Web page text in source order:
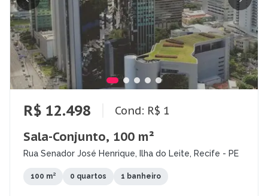
R$ 12.498 Cond: R$ 1
Sala-Conjunto, 100 m²
Rua Senador José Henrique, Ilha do Leite, Recife - PE
100 m² 0 quartos 1 banheiro